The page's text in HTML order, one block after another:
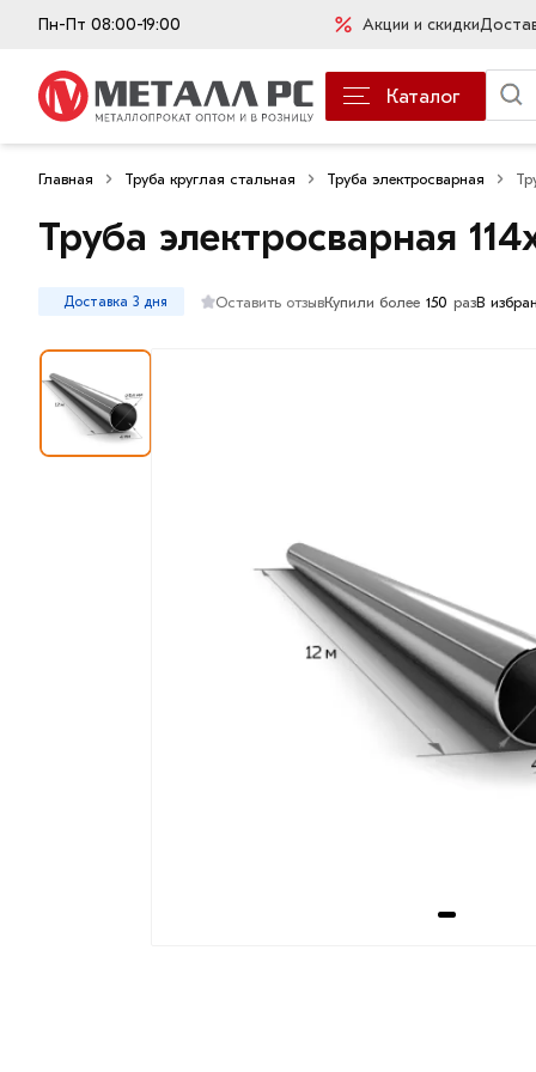
Пн-Пт 08:00-19:00 Акции и скидки
Каталог
Главная Труба круглая стальная Труба электросварная
Труба электросварная
Доставка 3 дня Оставить отзывКупили более 150 разВ